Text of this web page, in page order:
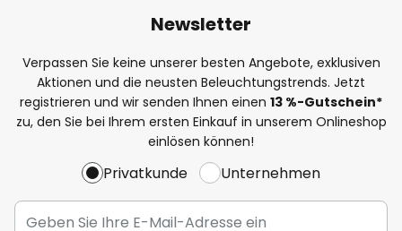
Newsletter
Verpassen Sie keine unserer besten Angebote, exklusiven
Aktionen und die neusten Beleuchtungstrends. Jetzt
registrieren und wir senden Ihnen einen 13 %-Gutschein*
zu, den Sie bei Ihrem ersten Einkauf in unserem Onlineshop
einlösen können!
Privatkunde Unternehmen